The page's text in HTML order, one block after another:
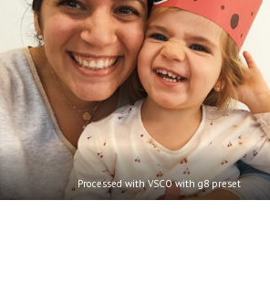
Processed with VSCO with g8 preset